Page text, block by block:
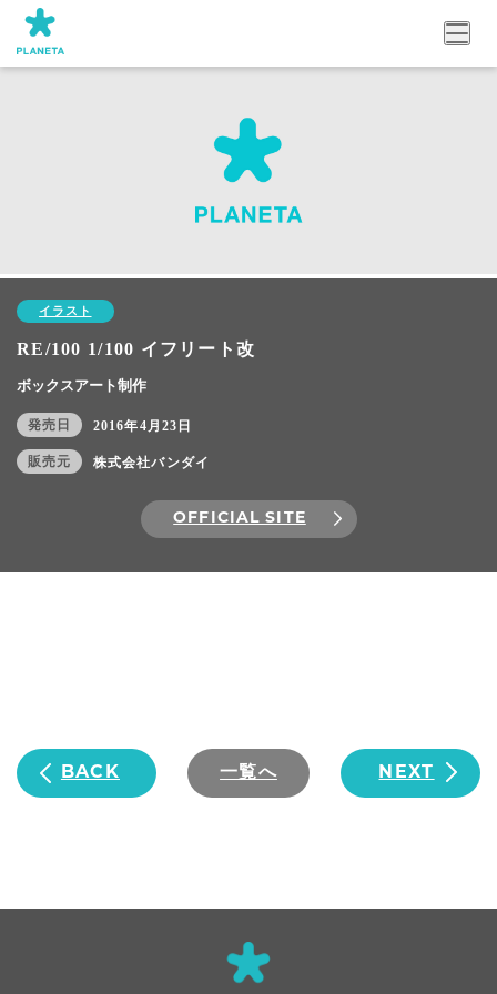
イラスト
RE/100 1/100 イフリート改
ボックスアート制作
発売日 2016年4月23日
販売元 株式会社バンダイ
OFFICIAL SITE
BACK 一覧へ NEXT